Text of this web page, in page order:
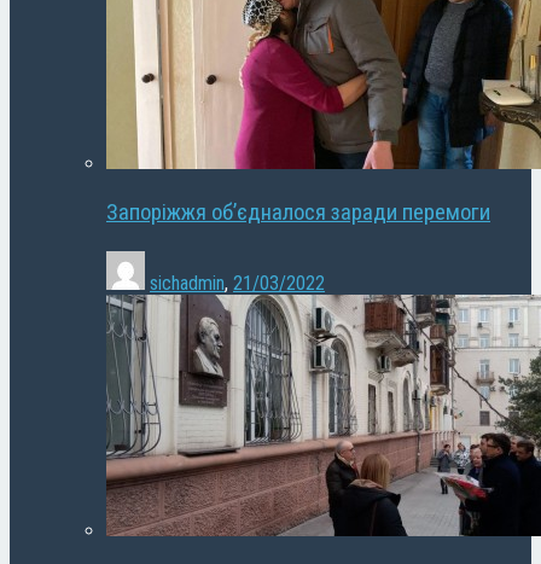
Запоріжжя об’єдналося заради перемоги
sichadmin, 21/03/2022